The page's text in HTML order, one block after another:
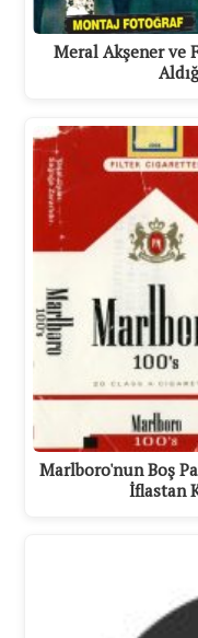
Meral Akşener ve
Marlboro'nun Boş
İflastan